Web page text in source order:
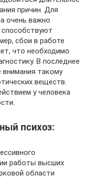
причин. Для
очень важно
сбои в работе
что необходимо
В последнее
такому
веществ.
у человека
психоз:
работы высших
области